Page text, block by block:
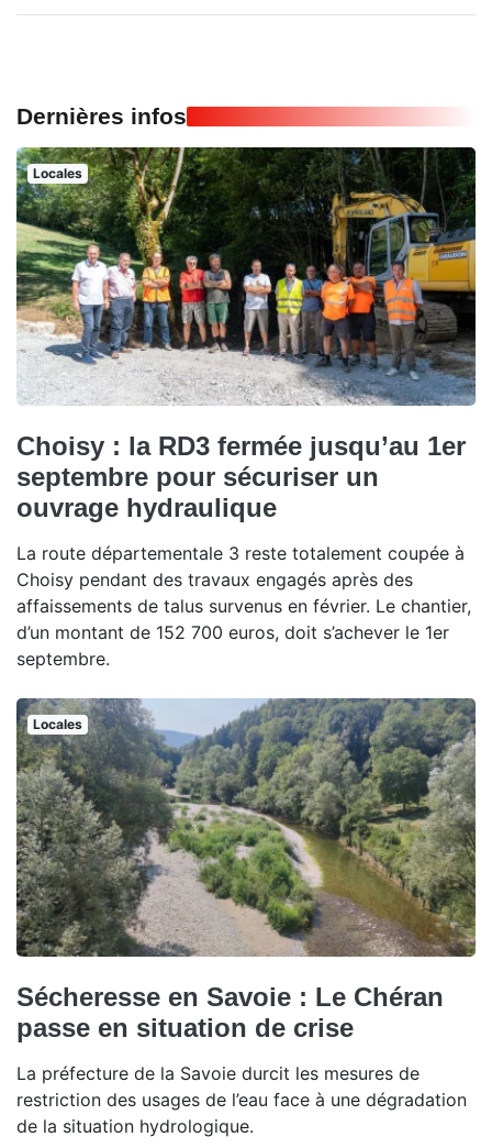
Dernières infos
Locales
Choisy : la RD3 fermée jusqu’au 1er
septembre pour sécuriser un
ouvrage hydraulique
La route départementale 3 reste totalement coupée à
Choisy pendant des travaux engagés après des
affaissements de talus survenus en février. Le chantier,
d’un montant de 152 700 euros, doit s’achever le 1er
septembre.
Locales
Sécheresse en Savoie : Le Chéran
passe en situation de crise
La préfecture de la Savoie durcit les mesures de
restriction des usages de l’eau face à une dégradation
de la situation hydrologique.